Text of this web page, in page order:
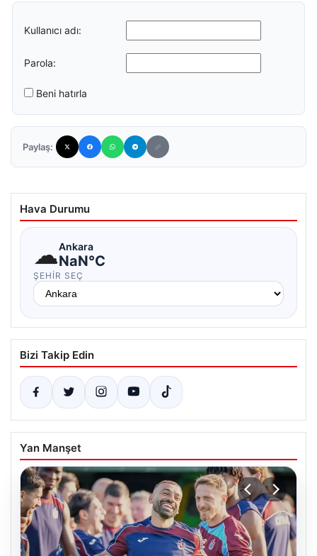
Kullanıcı adı:
Parola:
Beni hatırla
Paylaş:
Hava Durumu
☁Ankara
NaN°C
ŞEHIR SEÇ
Bizi Takip Edin
Yan Manşet